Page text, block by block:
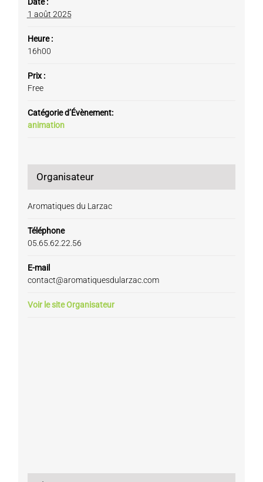
Date :
1 août 2025
Heure :
16h00
Prix :
Free
Catégorie d’Évènement:
animation
Organisateur
Aromatiques du Larzac
Téléphone
05.65.62.22.56
E-mail
contact@aromatiquesdularzac.com
Voir le site Organisateur